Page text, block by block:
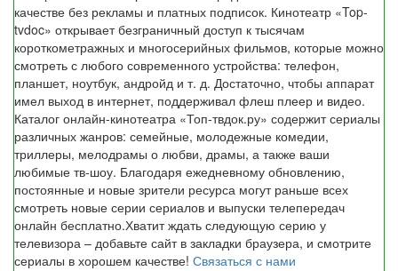
качестве без рекламы и платных подписок. Кинотеатр «Top-
tvdoc» открывает безграничный доступ к тысячам
короткометражных и многосерийных фильмов, которые можно
смотреть с любого современного устройства: телефон,
планшет, ноутбук, андройд и т. д. Достаточно, чтобы аппарат
имел выход в интернет, поддерживал флеш плеер и видео.
Каталог онлайн-кинотеатра «Топ-твдок.ру» содержит сериалы
различных жанров: семейные, молодежные комедии,
триллеры, мелодрамы о любви, драмы, а также ваши
любимые тв-шоу. Благодаря ежедневному обновлению,
постоянные и новые зрители ресурса могут раньше всех
смотреть новые серии сериалов и выпуски телепередач
онлайн бесплатно.Хватит ждать следующую серию у
телевизора – добавьте сайт в закладки браузера, и смотрите
сериалы в хорошем качестве! Связаться с нами